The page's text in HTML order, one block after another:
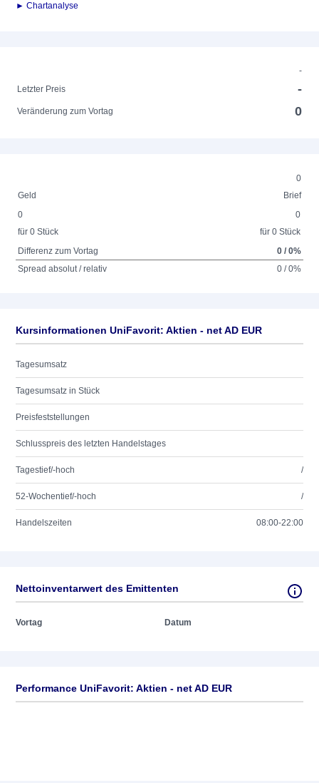
► Chartanalyse
-
Letzter Preis
-
Veränderung zum Vortag 0
0
Geld
Brief
0
für 0 Stück
0
für 0 Stück
Differenz zum Vortag
0 / 0%
Spread absolut / relativ
0 / 0%
Kursinformationen UniFavorit: Aktien - net AD EUR
Tagesumsatz
Tagesumsatz in Stück
Preisfeststellungen
Schlusspreis des letzten Handelstages
Tagestief/-hoch /
52-Wochentief/-hoch /
Handelszeiten 08:00-22:00
Nettoinventarwert des Emittenten
Vortag Datum
Performance UniFavorit: Aktien - net AD EUR